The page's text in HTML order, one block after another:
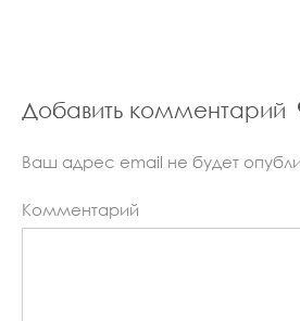
Добавить комментарий
Ваш адрес email не будет
Комментарий